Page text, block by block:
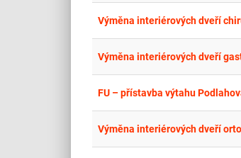
Výměna interiérových dveří
Výměna interiérových dveří
FU – přístavba výtahu
Výměna interiérových dveří